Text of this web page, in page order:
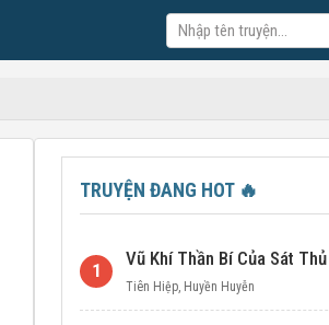
TRUYỆN ĐANG HOT 🔥
1
Vũ Khí Thần Bí Của Sát Thủ
Tiên Hiệp, Huyền Huyễn